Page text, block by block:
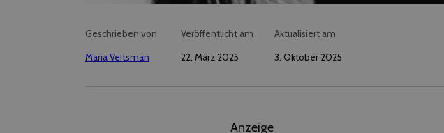
Geschrieben von
Maria Veitsman
Veröffentlicht am
22. März 2025
Aktualisiert am
3. Oktober 2025
Anzeige